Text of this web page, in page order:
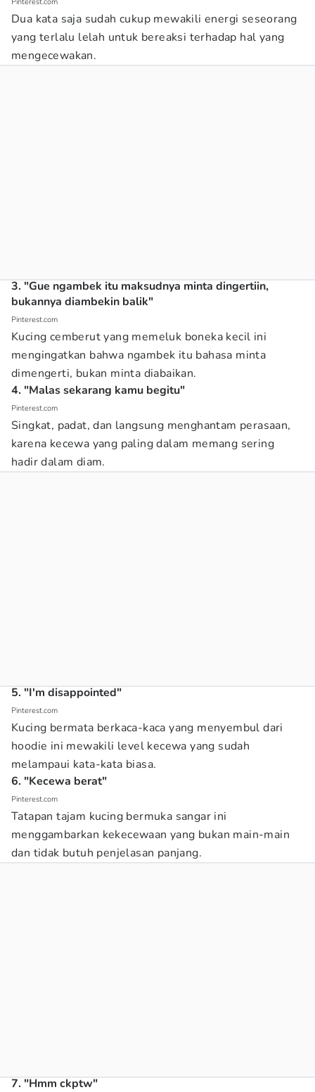
Dua kata saja sudah cukup mewakili energi seseorang
yang terlalu lelah untuk bereaksi terhadap hal yang
mengecewakan.
3. "Gue ngambek itu maksudnya minta dingertiin,
bukannya diambekin balik"
Pinterest.com
Kucing cemberut yang memeluk boneka kecil ini
mengingatkan bahwa ngambek itu bahasa minta
dimengerti, bukan minta diabaikan.
4. "Malas sekarang kamu begitu"
Pinterest.com
Singkat, padat, dan langsung menghantam perasaan,
karena kecewa yang paling dalam memang sering
hadir dalam diam.
5. "I'm disappointed"
Pinterest.com
Kucing bermata berkaca-kaca yang menyembul dari
hoodie ini mewakili level kecewa yang sudah
melampaui kata-kata biasa.
6. "Kecewa berat"
Pinterest.com
Tatapan tajam kucing bermuka sangar ini
menggambarkan kekecewaan yang bukan main-main
dan tidak butuh penjelasan panjang.
7. "Hmm ckptw"